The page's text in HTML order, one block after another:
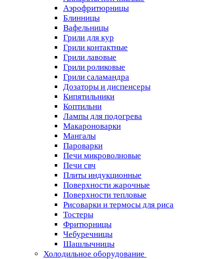
Аэрофритюрницы
Блинницы
Вафельницы
Грили для кур
Грили контактные
Грили лавовые
Грили роликовые
Грили саламандра
Дозаторы и диспенсеры
Кипятильники
Коптильни
Лампы для подогрева
Макароноварки
Мангалы
Пароварки
Печи микроволновые
Печи свч
Плиты индукционные
Поверхности жарочные
Поверхности тепловые
Рисоварки и термосы для риса
Тостеры
Фритюрницы
Чебуречницы
Шашлычницы
Холодильное оборудование